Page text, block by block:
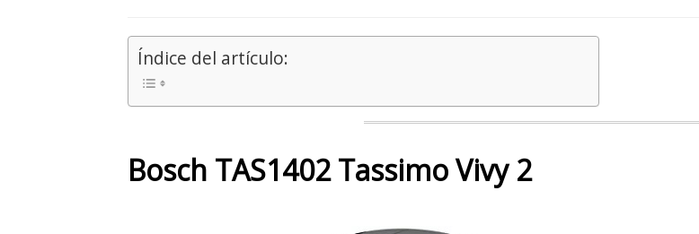
Índice del artículo:
Bosch TAS1402 Tassimo Vivy 2